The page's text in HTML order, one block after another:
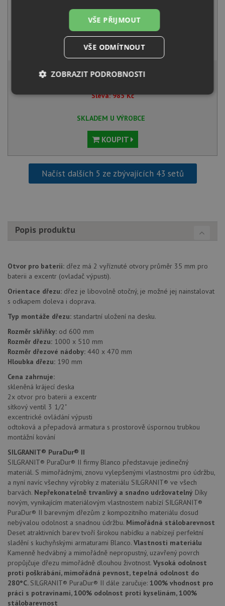
Blanco MIDA-S šedá vulkán 526967
4 941 Kčs DPH
18 707 Kčs DPH
Sleva: 985 Kč
SKLADEM U VÝROBCE
KOUPIT
Načíst dalších 5 ze zbývajících 43 setů
Popis produktu
Otvor pro baterii: dřez má 2 vyříznuté otvory průměr 35 mm pro
baterii a excentr (ovladač výpusti).
Orientace dřezu: dřez je libovolně otočný, je možné jej nainstalovat
s odkapem doleva i doprava.
Typ montáže dřezu: standartní uložení na desku.
Rozměr skříňky: od 600 mm
Rozměr dřezu: 1000 x 510 mm
Rozměr dřezové nádoby: 440 x 470 mm
Hloubka dřezu: 190 mm
Cena zahrnuje:
skleněná krájecí deska
2x otvor pro baterii a excentr
sítkový ventil 3 1/2"
excentrické ovládání výpusti
odtoková a přepadová armatura s prostorově úspornou trubkou
montážní kování
SILGRANIT® PuraDur® II
SILGRANIT® PuraDur® II firmy Blanco představuje jedinečný
materiál. S mimořádnými, znovu vylepšenými vlastnostmi pro údržbu,
a nyní navíc všechny výrobky z materiálu SILGRANIT® ve všech
barvách. Nepřekonatelně trvanlivý a snadno udržovatelný Díky
novým, vynikajícím materiálovým vlastnostem nabízí SILGRANIT®
PuraDur® II barevným dřezům z kompozitního materiálu dosud
nebývalou odolnost a snadnou údržbu. Mimořádná stálobarevnost
Deset atraktivních barev tvoří širokou nabídku a nabízejí perfektní
sladění s kuchyňskými armaturami Blanco. Vlastnosti materiálu
Kamenně hedvábný a mimořádně nepropustný, uzavřený povrch
propůjčuje dřezu mimořádně dlouhou životnost. Vysoká odolnost
proti poškrábání, mimořádná pevnost, tepelná odolnost do
280°C. SILGRANIT® PuraDur® II dále zaručuje: 100% vhodnost pro
práci s potravinami, 100% odolnost proti kyselinám, 100%
stálobarevnost
VŠE PŘIJMOUT
VŠE ODMÍTNOUT
ZOBRAZIT PODROBNOSTI
Nezbytně
Výkonové
Soubory
Nezbytně nutné soubory
Nezbytně nutné soubory cookie umožňují základní
uživatele a správa účtu. Webové stránky nelze bez
nezbytně nutných souborů cookie správně používat.
Název
Poskytovatel/
udid
AWSALBCORS
použití
CookieScriptConsent
CookieScript
www.drezy-
5 měsíců
4 týdny
Tento
zásadách ochrany soukromí společnosti Google